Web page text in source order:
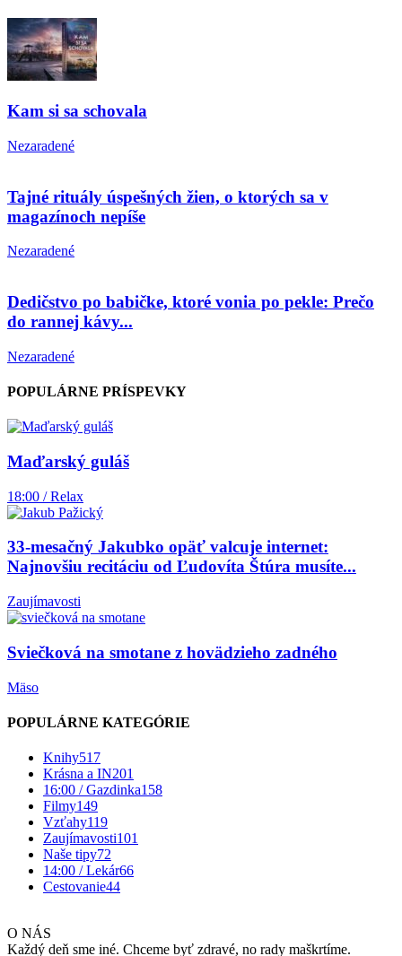
Kam si sa schovala
Nezaradené
Tajné rituály úspešných žien, o ktorých sa v
magazínoch nepíše
Nezaradené
Dedičstvo po babičke, ktoré vonia po pekle: Prečo
do rannej kávy...
Nezaradené
POPULÁRNE PRÍSPEVKY
Maďarský guláš
18:00 / Relax
33-mesačný Jakubko opäť valcuje internet:
Najnovšiu recitáciu od Ľudovíta Štúra musíte...
Zaujímavosti
Sviečková na smotane z hovädzieho zadného
Mäso
POPULÁRNE KATEGÓRIE
Knihy517
Krásna a IN201
16:00 / Gazdinka158
Filmy149
Vzťahy119
Zaujímavosti101
Naše tipy72
14:00 / Lekár66
Cestovanie44
O NÁS
Každý deň sme iné. Chceme byť zdravé, no rady maškrtíme.